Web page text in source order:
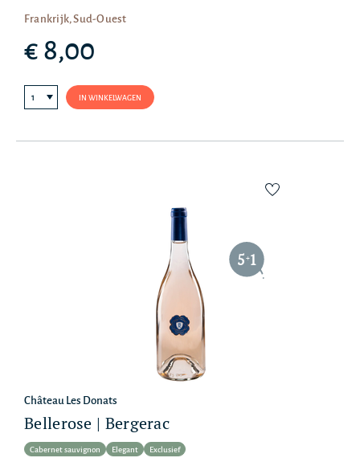
Frankrijk, Sud-Ouest
€ 8,00
IN WINKELWAGEN
5+1
Château Les Donats
Bellerose | Bergerac
Cabernet sauvignon Elegant Exclusief